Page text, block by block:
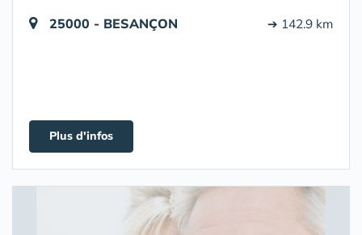
25000 - BESANÇON ➔ 142.9 km
Plus d'infos